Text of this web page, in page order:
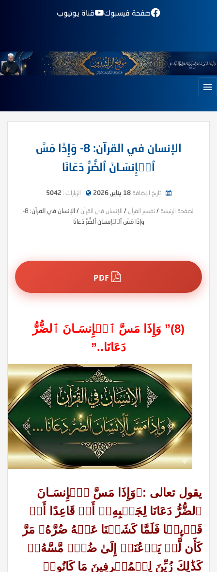
صفحة فيسبوك قناة يوتيوب
الإنسان في القرآن: 8- وَإِذَا مَسَّ
ٱلۡإِنسَـانَ ٱلضُّرُّ دَعَانَا
تاريخ الإضافة18 يناير, 2026 الزيارات :5042
الصفحة الرئيسة / تفسير القرآن / الإنسان في القرآن /
الإنسان في القرآن: 8-
وَإِذَا مَسَّ ٱلۡإِنسَـانَ ٱلضُّرُّ دَعَانَا
(8)”
وَإِذَا مَسَّ ٱلۡإِنسَـانَ ٱلضُّرُّ
دَعَانَا..”
يقول تعالى :﴿وَإِذَا مَسَّ ٱلۡإِنسَـانَ
ٱلضُّرُّ دَعَانَا لِجَنۢبِهِۦۤ أَوۡ قَاعِدًا أَوۡ
قَاۤىِٕمࣰا فَلَمَّا كَشَفۡنَا عَنۡهُ ضُرَّهُۥ مَرَّ
كَأَن لَّمۡ یَدۡعُنَاۤ إِلَىٰ ضُرࣲّ مَّسَّهُۥۚ
كَذَ ٰ⁠لِكَ زُیِّنَ لِلۡمُسۡرِفِینَ مَا كَانُوا۟